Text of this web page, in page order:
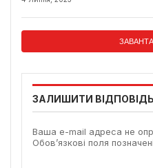
ЗАЛИШИТИ ВІДПОВІДЬ
Ваша e-mail адреса не
Обов’язкові поля позначені